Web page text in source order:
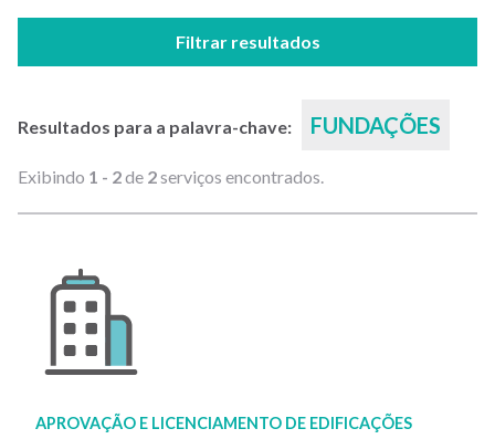
Filtrar resultados
Resultados para a palavra-chave: FUNDAÇÕES
Exibindo 1 - 2de 2serviços encontrados.
APROVAÇÃO E LICENCIAMENTO DE EDIFICAÇÕES